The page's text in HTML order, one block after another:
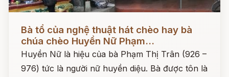
Đọc ngay
Bà tổ của nghệ thuật hát chèo hay bà
chúa chèo Huyền Nữ Phạm...
Huyền Nữ là hiệu của bà Phạm Thị Trân (926 –
976) tức là người nữ huyền diệu. Bà được tôn là